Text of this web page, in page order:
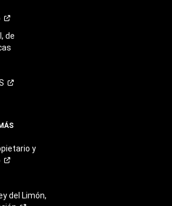
de
y
del Limón,